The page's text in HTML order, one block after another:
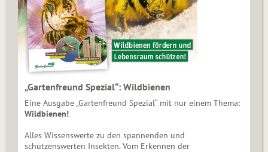
„Gartenfreund Spezial“: Wildbienen
Eine Ausgabe „Gartenfreund Spezial“ mit nur einem Thema:
Wildbienen!
Alles Wissenswerte zu den spannenden und
schützenswerten Insekten. Vom Erkennen der